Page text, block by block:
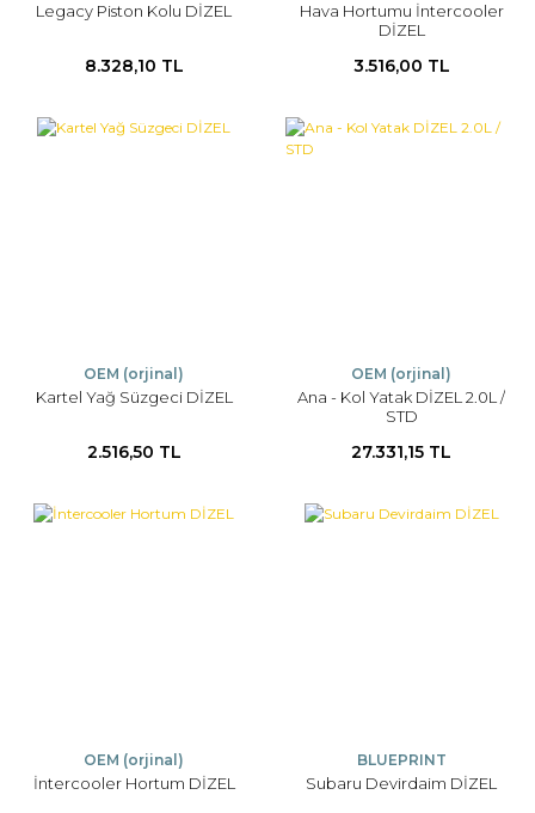
Legacy Piston Kolu DİZEL
8.328,10 TL
Hava Hortumu İntercooler
DİZEL
3.516,00 TL
OEM (orjinal)
Kartel Yağ Süzgeci DİZEL
2.516,50 TL
OEM (orjinal)
Ana - Kol Yatak DİZEL 2.0L /
STD
27.331,15 TL
OEM (orjinal)
İntercooler Hortum DİZEL
BLUEPRINT
Subaru Devirdaim DİZEL